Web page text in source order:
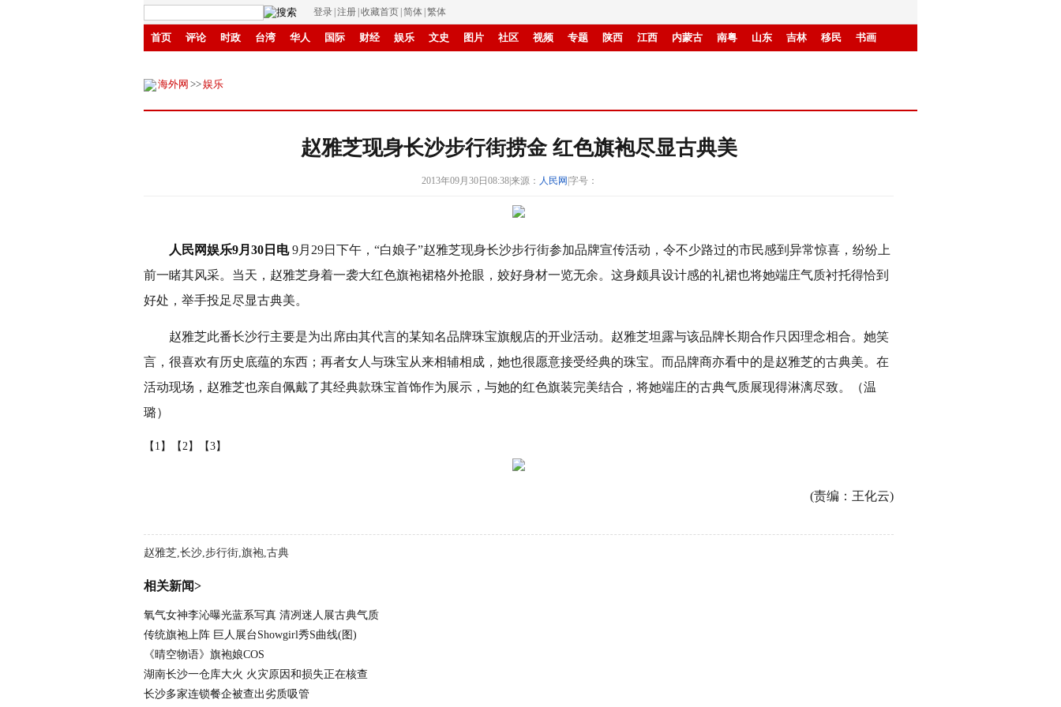
登录 注册 收藏首页 简体 繁体
首页 评论 时政 台湾 华人 国际 财经 娱乐 文史 图片 社区 视频 专题 陕西 江西 内蒙古 南粤 山东 吉林 移民 书画
海外网 >>娱乐
赵雅芝现身长沙步行街捞金 红色旗袍尽显古典美
2013年09月30日08:38|来源： 人民网 字号：
人民网娱乐9月30日电9月29日下午，“白娘子”赵雅芝现身长沙步行街参加品牌宣传活动，令不少路过的市民感到异常惊喜，纷纷上
前一睹其风采。当天，赵雅芝身着一袭大红色旗袍裙格外抢眼，姣好身材一览无余。这身颇具设计感的礼裙也将她端庄气质衬托得恰到
好处，举手投足尽显古典美。
赵雅芝此番长沙行主要是为出席由其代言的某知名品牌珠宝旗舰店的开业活动。赵雅芝坦露与该品牌长期合作只因理念相合。她笑
言，很喜欢有历史底蕴的东西；再者女人与珠宝从来相辅相成，她也很愿意接受经典的珠宝。而品牌商亦看中的是赵雅芝的古典美。在
活动现场，赵雅芝也亲自佩戴了其经典款珠宝首饰作为展示，与她的红色旗装完美结合，将她端庄的古典气质展现得淋漓尽致。（温
璐）
【1】 【2】 【3】
(责编：王化云)
赵雅芝,长沙,步行街,旗袍,古典
相关新闻>
氧气女神李沁曝光蓝系写真 清冽迷人展古典气质
传统旗袍上阵 巨人展台Showgirl秀S曲线(图)
《晴空物语》旗袍娘COS
湖南长沙一仓库大火 火灾原因和损失正在核查
长沙多家连锁餐企被查出劣质吸管